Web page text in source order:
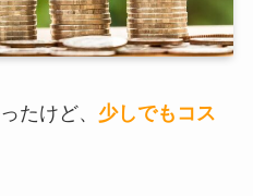
たけど、 少しでもコス